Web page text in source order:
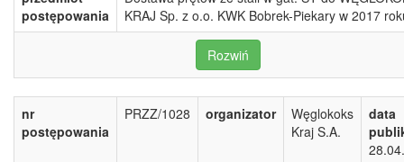
postępowania
KRAJ Sp. z o.o. KWK Bobrek-Piekary w 2017
Rozwiń
nr
postępowania
PRZZ/1028 organizator
Węglokoks
Kraj S.A.
data